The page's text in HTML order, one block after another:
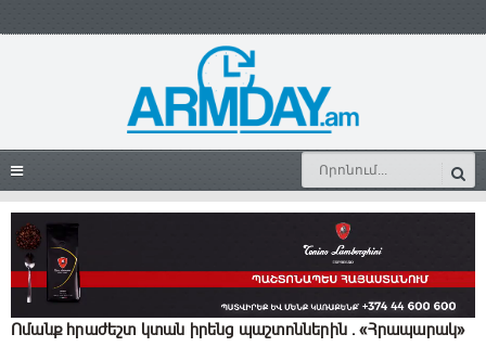
Ոմանք հրաժեշտ կտան իրենց պաշտոններին ․ «Հրապարակ»